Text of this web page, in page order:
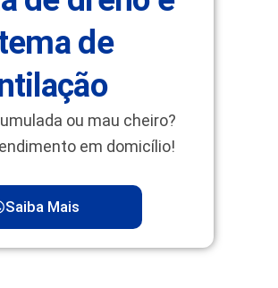
de
ou mau cheiro?
em domicílio!
Saiba Mais